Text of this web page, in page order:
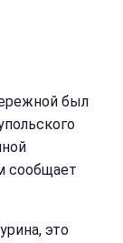
был
сообщает
это